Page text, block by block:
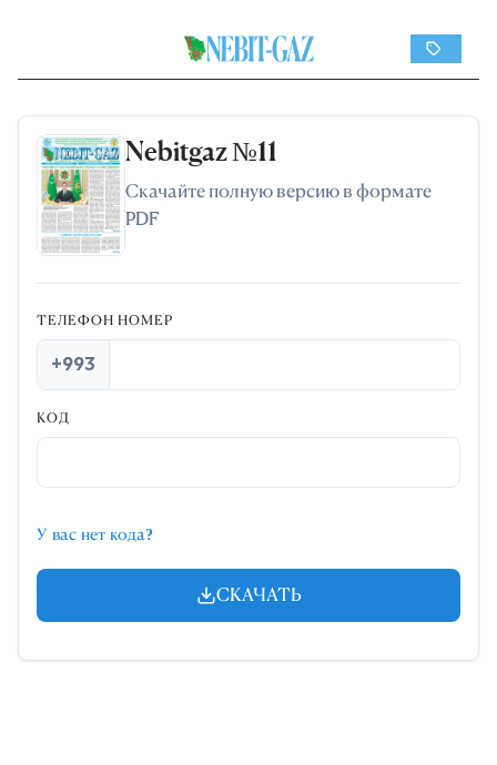
Nebitgaz №11
Скачайте полную версию в формате
PDF
ТЕЛЕФОН НОМЕР
+993
КОД
У вас нет кода?
СКАЧАТЬ